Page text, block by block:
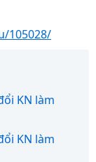
105028/
KN làm
KN làm